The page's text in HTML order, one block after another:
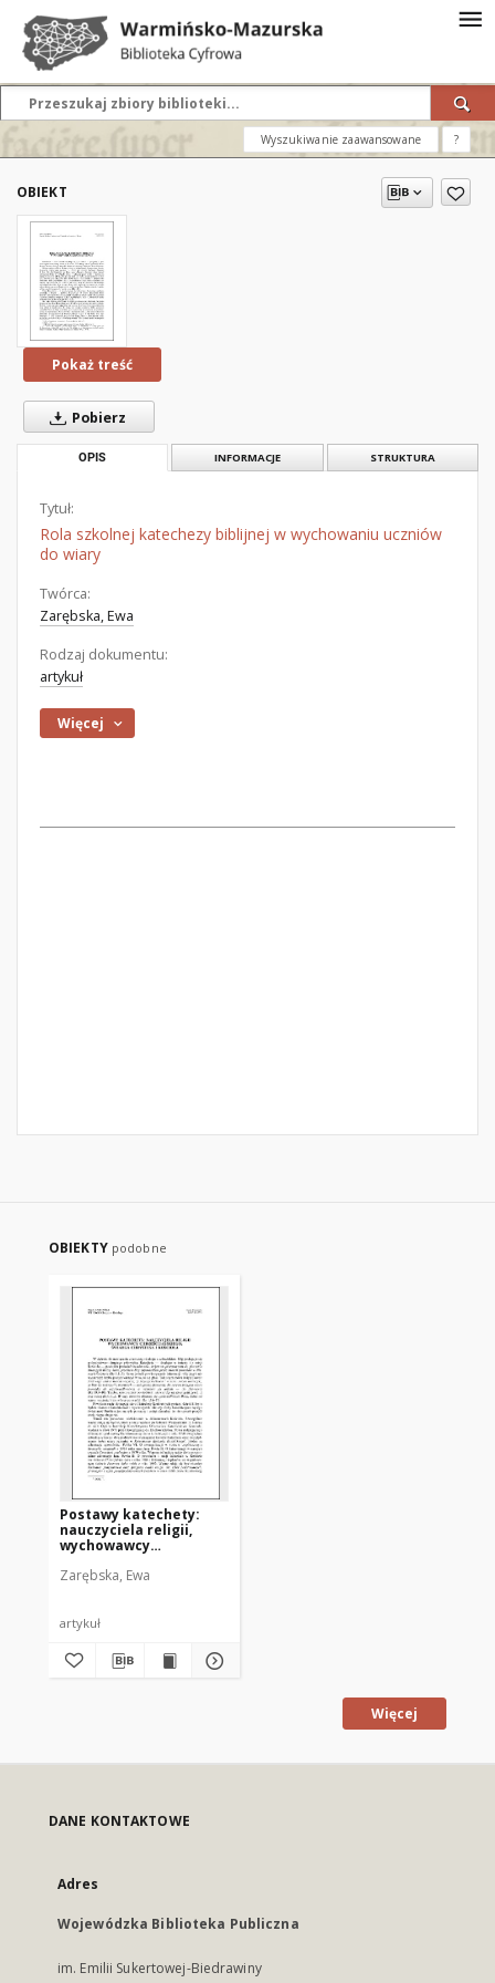
Wyszukiwanie zaawansowane ?
OBIEKT
Pokaż treść
Pobierz
OPIS INFORMACJE STRUKTURA
Tytuł:
Rola szkolnej katechezy biblijnej w wychowaniu uczniów
do wiary
Twórca:
Zarębska, Ewa
Rodzaj dokumentu:
artykuł
Więcej
OBIEKTY podobne
Postawy katechety:
nauczyciela religii,
wychowawcy
świadka Chrystusa i
Zarębska, Ewa
artykuł
Więcej
DANE KONTAKTOWE
Adres
Wojewódzka Biblioteka Publiczna
im. Emilii Sukertowej-Biedrawiny